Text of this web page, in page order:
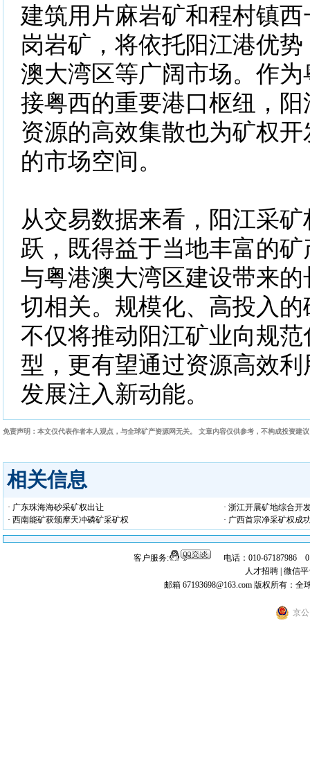
建筑用片麻岩矿和程村镇
岗岩矿，将依托阳江港优
澳大湾区等广阔市场。作
接粤西的重要港口枢纽，
资源的高效集散也为矿权
的市场空间。
从交易数据来看，阳江采
跃，既得益于当地丰富的
与粤港澳大湾区建设带来
切相关。规模化、高投入
不仅将推动阳江矿业向规
型，更有望通过资源高效
发展注入新动能。
免责声明：本文仅代表作者本人观点，与全球矿产资源网无关。 文章内容仅供参考，不构成投资建
相关信息
· 广东珠海海砂采矿权出让
· 浙江开展矿地综合开
· 西南能矿获颁摩天冲磷矿采矿权
· 广西首宗净采矿权成
客户服务:
电话：010-67187986
人才招聘 微信
邮箱 67193698@163.com 版权所有：全
京公